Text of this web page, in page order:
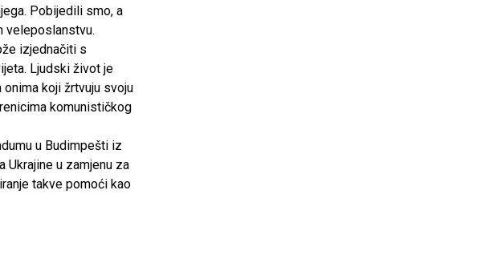
Pobijedili smo, a
veleposlanstvu.
izjednačiti s
Ljudski život je
koji žrtvuju svoju
komunističkog
u Budimpešti iz
Ukrajine u zamjenu za
takve pomoći kao